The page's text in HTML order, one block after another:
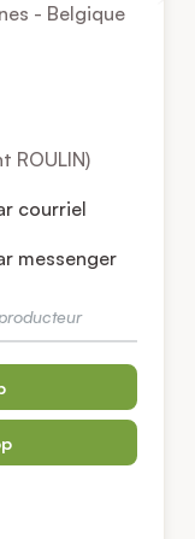
- Belgique
ROULIN)
courriel
messenger